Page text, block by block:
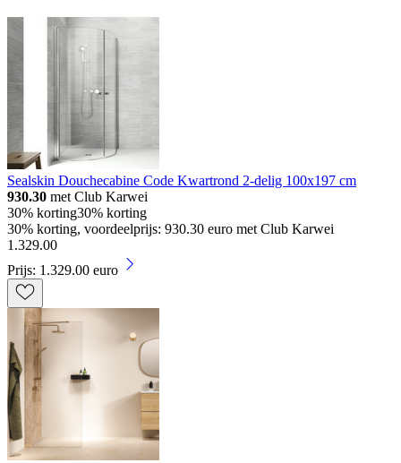
Sealskin Douchecabine Code Kwartrond 2-delig 100x197 cm
930.30 met Club Karwei
30% korting30% korting
30% korting, voordeelprijs: 930.30 euro met Club Karwei
1.329.00
Prijs: 1.329.00 euro